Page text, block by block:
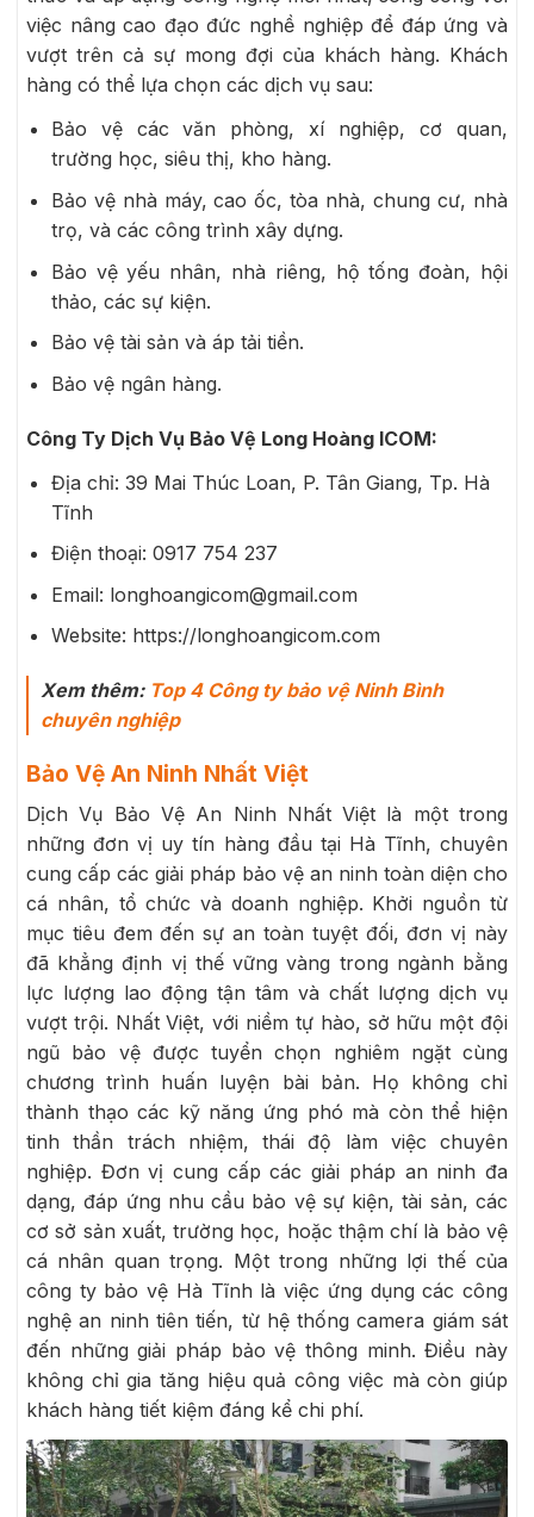
việc nâng cao đạo đức nghề nghiệp để đáp ứng và
vượt trên cả sự mong đợi của khách hàng. Khách
hàng có thể lựa chọn các dịch vụ sau:
Bảo vệ các văn phòng, xí nghiệp, cơ quan,
trường học, siêu thị, kho hàng.
Bảo vệ nhà máy, cao ốc, tòa nhà, chung cư, nhà
trọ, và các công trình xây dựng.
Bảo vệ yếu nhân, nhà riêng, hộ tống đoàn, hội
thảo, các sự kiện.
Bảo vệ tài sản và áp tải tiền.
Bảo vệ ngân hàng.
Công Ty Dịch Vụ Bảo Vệ Long Hoàng ICOM:
Địa chỉ: 39 Mai Thúc Loan, P. Tân Giang, Tp. Hà
Tĩnh
Điện thoại: 0917 754 237
Email: longhoangicom@gmail.com
Website: https://longhoangicom.com
Xem thêm: Top 4 Công ty bảo vệ Ninh Bình
chuyên nghiệp
Bảo Vệ An Ninh Nhất Việt
Dịch Vụ Bảo Vệ An Ninh Nhất Việt là một trong
những đơn vị uy tín hàng đầu tại Hà Tĩnh, chuyên
cung cấp các giải pháp bảo vệ an ninh toàn diện cho
cá nhân, tổ chức và doanh nghiệp. Khởi nguồn từ
mục tiêu đem đến sự an toàn tuyệt đối, đơn vị này
đã khẳng định vị thế vững vàng trong ngành bằng
lực lượng lao động tận tâm và chất lượng dịch vụ
vượt trội. Nhất Việt, với niềm tự hào, sở hữu một đội
ngũ bảo vệ được tuyển chọn nghiêm ngặt cùng
chương trình huấn luyện bài bản. Họ không chỉ
thành thạo các kỹ năng ứng phó mà còn thể hiện
tinh thần trách nhiệm, thái độ làm việc chuyên
nghiệp. Đơn vị cung cấp các giải pháp an ninh đa
dạng, đáp ứng nhu cầu bảo vệ sự kiện, tài sản, các
cơ sở sản xuất, trường học, hoặc thậm chí là bảo vệ
cá nhân quan trọng. Một trong những lợi thế của
công ty bảo vệ Hà Tĩnh là việc ứng dụng các công
nghệ an ninh tiên tiến, từ hệ thống camera giám sát
đến những giải pháp bảo vệ thông minh. Điều này
không chỉ gia tăng hiệu quả công việc mà còn giúp
khách hàng tiết kiệm đáng kể chi phí.